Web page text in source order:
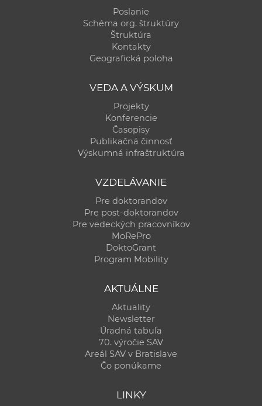
Poslanie
Schéma org. štruktúry
Štruktúra
Kontakty
Geografická poloha
VEDA A VÝSKUM
Projekty
Konferencie
Časopisy
Publikačná činnosť
Výskumná infraštruktúra
VZDELÁVANIE
Pre doktorandov
Pre post-doktorandov
Pre vedeckých pracovníkov
MoRePro
DoktoGrant
Program Mobility
AKTUÁLNE
Aktuality
Newsletter
Úradná tabuľa
70. výročie SAV
Areál SAV v Bratislave
Čo ponúkame
LINKY